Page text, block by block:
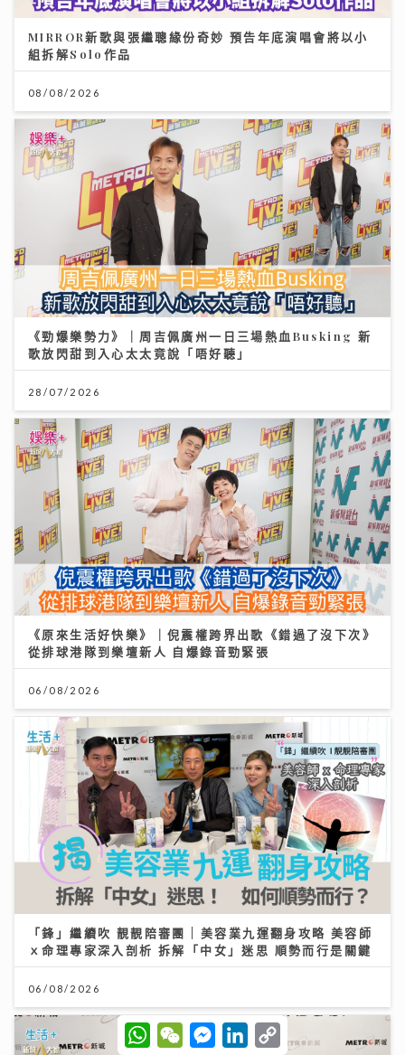
MIRROR新歌與張繼聰緣份奇妙 預告年底演唱會將以小
組拆解Solo作品
08/08/2026
《勁爆樂勢力》｜周吉佩廣州一日三場熱血Busking 新
歌放閃甜到入心太太竟說「唔好聽」
28/07/2026
《原來生活好快樂》｜倪震權跨界出歌《錯過了沒下次》
從排球港隊到樂壇新人 自爆錄音勁緊張
06/08/2026
「鋒」繼續吹 靚靚陪審團 | 美容業九運翻身攻略 美容師
ｘ命理專家深入剖析 拆解「中女」迷思 順勢而行是關鍵
06/08/2026
W
h
W
e
M
e
L
o